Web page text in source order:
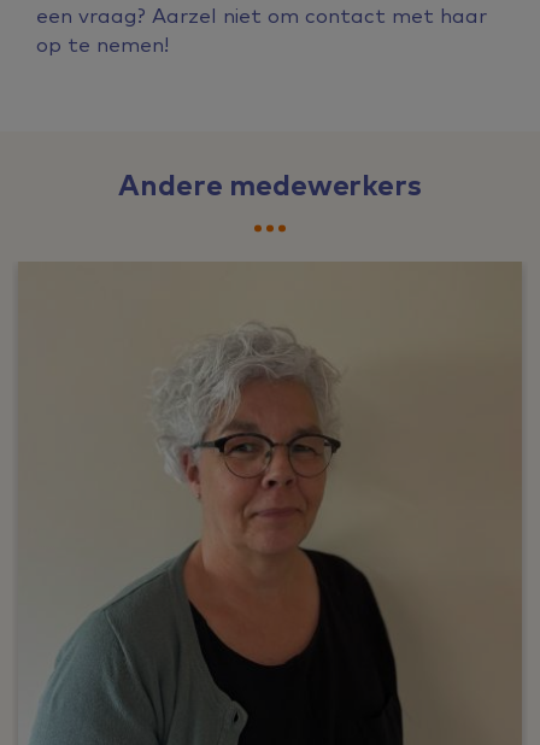
een vraag? Aarzel niet om contact met haar
op te nemen!
Andere medewerkers